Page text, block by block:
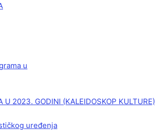
u
2023. GODINI (KALEIDOSKOP KULTURE)
uređenja